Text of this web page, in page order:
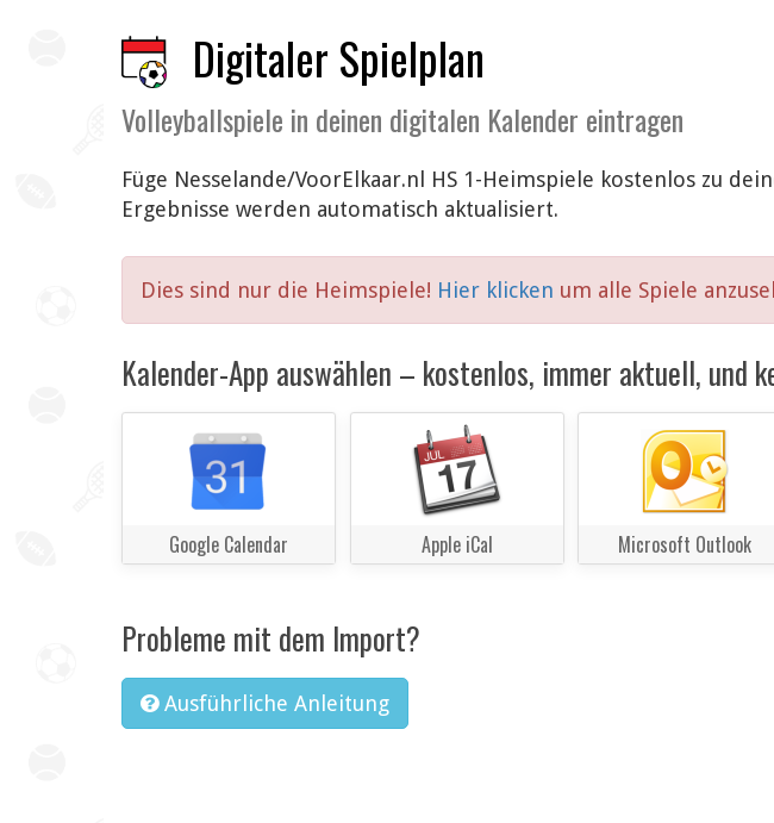
Digitaler Spielplan
Volleyballspiele in deinen digitalen Kalender eintragen
Füge Nesselande/VoorElkaar.nl HS 1-Heimspiele kostenlos zu
Ergebnisse werden automatisch aktualisiert.
Dies sind nur die Heimspiele! Hier klicken um alle Spiele
Kalender-App auswählen – kostenlos, immer aktuell, und
Google Calendar Apple iCal Microsoft Outlook
Probleme mit dem Import?
Ausführliche Anleitung